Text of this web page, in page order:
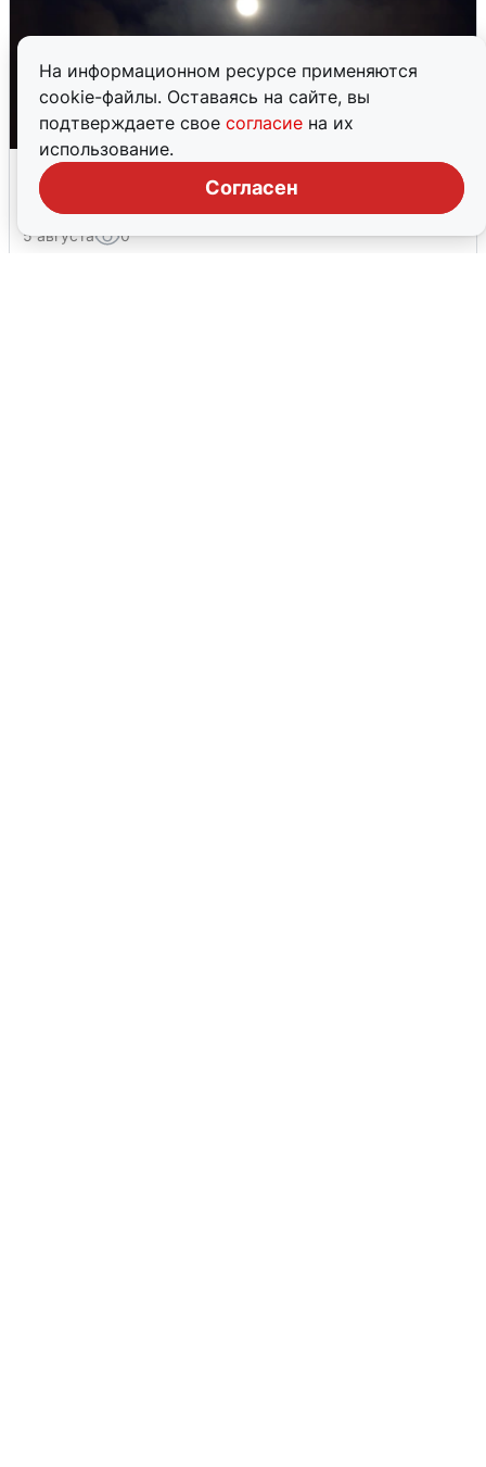
На информационном ресурсе применяются
cookie-файлы. Оставаясь на сайте, вы
подтверждаете свое согласие на их
использование.
Согласен
Взрывы в Воронеже после сигнала
тревоги
5 августа 0